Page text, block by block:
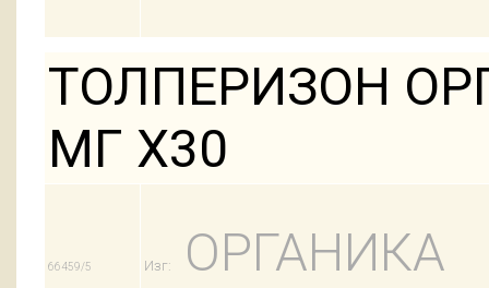
ТОЛПЕРИЗОН
МГ Х30
66459/5 Изг:
ОРГАНИКА